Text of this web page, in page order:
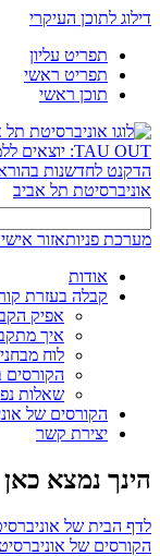
דילוג לתוכן העיקרי
תפריט עליון
תפריט ראשי
תוכן ראשי
TAU OUT: יוצאים ללמוד
הדקנט לחדשנות
אוניברסיטת תל אביב
מערכת פניותאזור
אודות
קבלה בעזרת
אפיק
איך
לוח
הקורסים
שאלות
הקורסים של
יצירת קשר
הינך נמצא כאן
לדף הבית של
הקורסים של